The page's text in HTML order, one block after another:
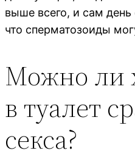
выше всего, и сам день
что сперматозоиды
Можно ли
в туалет
секса?